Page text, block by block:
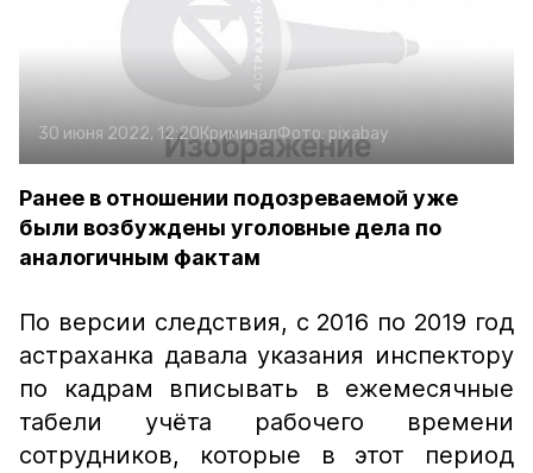
30 июня 2022, 12:20КриминалФото: pixabay
Ранее в отношении подозреваемой уже
были возбуждены уголовные дела по
аналогичным фактам
По версии следствия, с 2016 по 2019 год
астраханка давала указания инспектору
по кадрам вписывать в ежемесячные
табели учёта рабочего времени
сотрудников, которые в этот период